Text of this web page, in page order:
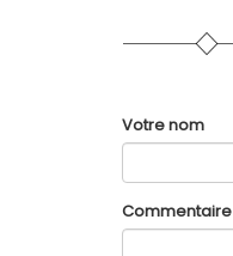
Votre nom
Commentaire